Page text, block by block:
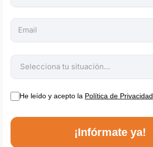
He leído y acepto la Política de Privacidad
¡Infórmate ya!